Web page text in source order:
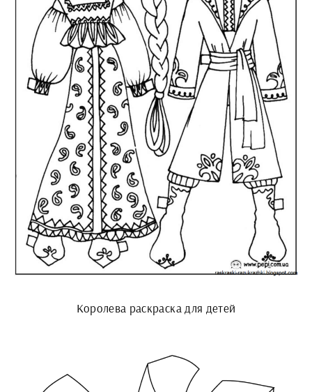
Королева раскраска для детей